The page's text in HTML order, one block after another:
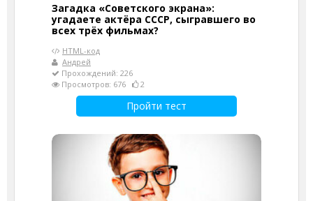
Загадка «Советского экрана»:
угадаете актёра СССР, сыгравшего во
всех трёх фильмах?
HTML-код
Андрей
Прохождений: 226
Просмотров: 676
2
Пройти тест